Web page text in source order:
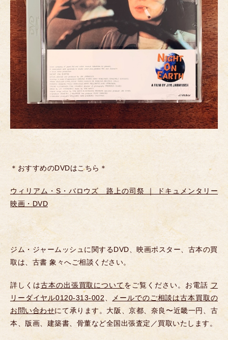
＊おすすめのDVDはこちら＊
ウィリアム・S・バロウズ 路上の司祭 ｜ ドキュメンタリー
映画・DVD
ジム・ジャームッシュに関するDVD、映画ポスター、古本の買
取は、古書 象々へご相談ください。
詳しくは古本の出張買取についてをご覧ください。お電話 フ
リーダイヤル0120-313-002、
メールでのご相談は古本買取の
お問い合わせにて承ります。大阪、京都、奈良〜近畿一円、古
本、版画、建築書、骨董など全国出張査定／買取いたします。